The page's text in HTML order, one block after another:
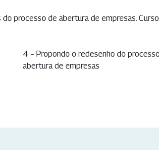
processo de abertura de empresas. Curso
abertura de empresas